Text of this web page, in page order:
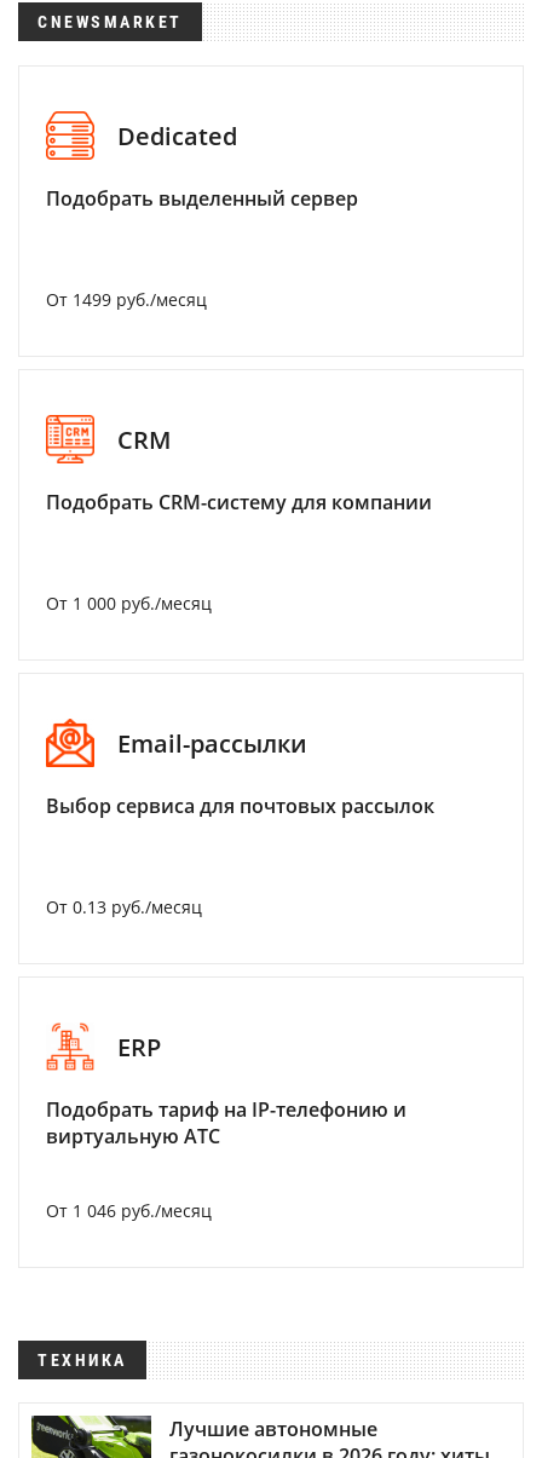
CNEWSMARKET
Dedicated
Подобрать выделенный сервер
От 1499 руб./месяц
CRM
Подобрать CRM-систему для компании
От 1 000 руб./месяц
Email-рассылки
Выбор сервиса для почтовых рассылок
От 0.13 руб./месяц
ERP
Подобрать тариф на IP-телефонию и
виртуальную АТС
От 1 046 руб./месяц
ТЕХНИКА
Лучшие автономные